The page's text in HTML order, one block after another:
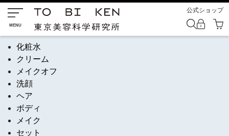
公式ショップ
化粧水
クリーム
メイクオフ
洗顔
ヘア
ボディ
メイク
セット